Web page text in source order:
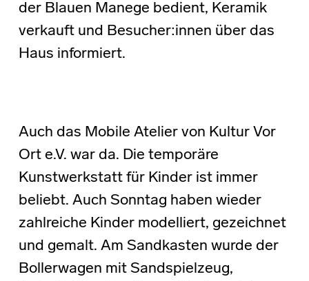
der Blauen Manege bedient, Keramik
verkauft und Besucher:innen über das
Haus informiert.
Auch das Mobile Atelier von Kultur Vor
Ort e.V. war da. Die temporäre
Kunstwerkstatt für Kinder ist immer
beliebt. Auch Sonntag haben wieder
zahlreiche Kinder modelliert, gezeichnet
und gemalt. Am Sandkasten wurde der
Bollerwagen mit Sandspielzeug,